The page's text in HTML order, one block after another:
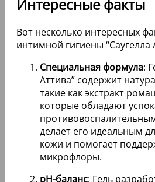
Интересные факты
Вот несколько интересных
интимной гигиены “Саугелла
Специальная формула:
Аттива” содержит
такие как экстракт
которые обладают
делает его идеальным
кожи и помогает
микрофлоры.
pH-баланс: Гель